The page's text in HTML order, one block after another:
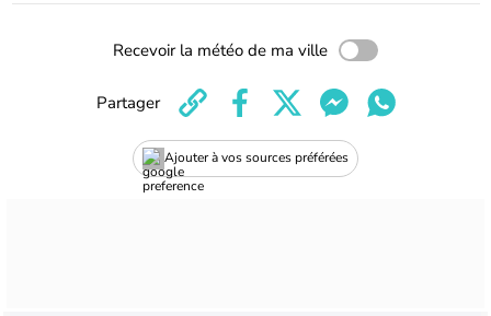
Recevoir la météo de ma ville
Ajouter à vos sources préférées
Partager